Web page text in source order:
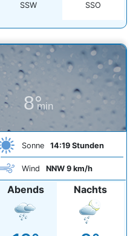
SSW
SSO
8°
min
Sonne 14:19 Stunden
Wind NNW 9 km/h
Abends Nachts